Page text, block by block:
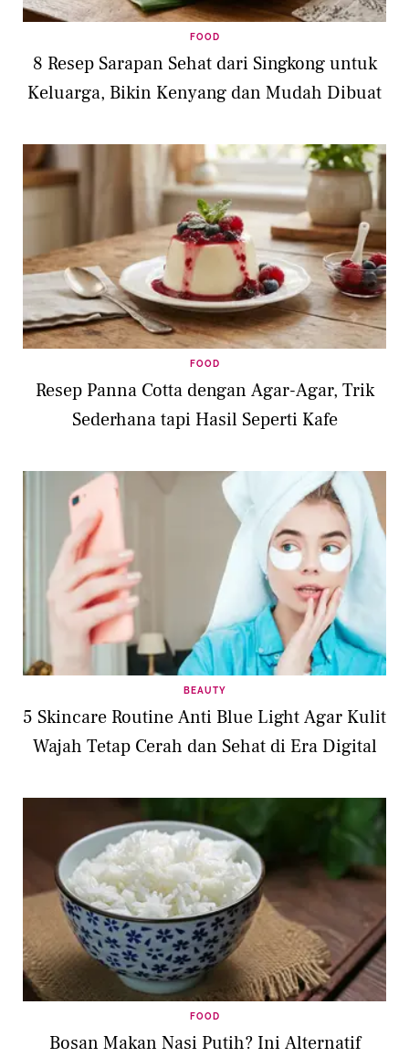
FOOD
8 Resep Sarapan Sehat dari Singkong untuk
Keluarga, Bikin Kenyang dan Mudah Dibuat
FOOD
Resep Panna Cotta dengan Agar-Agar, Trik
Sederhana tapi Hasil Seperti Kafe
BEAUTY
5 Skincare Routine Anti Blue Light Agar Kulit
Wajah Tetap Cerah dan Sehat di Era Digital
FOOD
Bosan Makan Nasi Putih? Ini Alternatif